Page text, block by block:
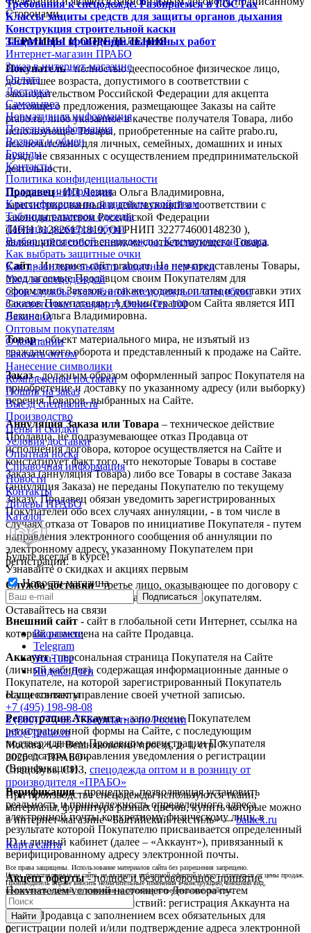
Сторонами.
ТЕРМИНЫ И ОПРЕДЕЛЕНИЯ.
Покупатель- полностью дееспособное физическое лицо,
достигшее возраста, допустимого в соответствии с
законодательством Российской Федерации для акцепта
настоящего предложения, размещающее Заказы на сайте
prabo.ru, либо указанное в качестве получателя Товара, либо
использующее Товары, приобретенные на сайте prabo.ru,
исключительно для личных, семейных, домашних и иных
нужд, не связанных с осуществлением предпринимательской
деятельности.
Продавец- ИП Лезина Ольга Владимировна,
зарегистрированный и действующий в соответствии с
законодательством Российской Федерации
(ИНН 312826171819, ОГРНИП 322774600148230 ),
являющийся собственником соответствующего Товара.
Сайт- Интернет-сайт prabo.ru. На нем представлены Товары,
предлагаемые Продавцом своим Покупателям для
оформления Заказов, а также условия оплаты и доставки этих
Заказов Покупателям. Администратором Сайта является ИП
Лезина Ольга Владимировна.
Товар- объект материального мира, не изъятый из
гражданского оборота и представленный к продаже на Сайте.
Заказ- должным образом оформленный запрос Покупателя на
приобретение и доставку по указанному адресу (или выборку)
перечня Товаров, выбранных на Сайте.
Аннуляция Заказа или Товара – техническое действие
Продавца, не подразумевающее отказ Продавца от
исполнения договора, которое осуществляется на Сайте и
констатирует факт того, что некоторые Товары в составе
Заказа (аннуляция Товара) либо все Товары в составе Заказа
(аннуляция Заказа) не переданы Покупателю по текущему
Заказу. Продавец обязан уведомить зарегистрированных
Покупателей обо всех случаях аннуляции, - в том числе в
случаях отказа от Товаров по инициативе Покупателя - путем
направления электронного сообщения об аннуляции по
электронному адресу, указанному Покупателем при
регистрации.
Служба доставки- третье лицо, оказывающее по договору с
Продавцом услуги по доставке Заказов Покупателям.
Внешний сайт - сайт в глобальной сети Интернет, ссылка на
который размещена на сайте Продавца.
Аккаунт- персональная страница Покупателя на Сайте
(личный кабинет), содержащая информационные данные о
Покупателе, на которой зарегистрированный Покупатель
осуществляет управление своей учетной записью.
Регистрация Аккаунта- заполнение Покупателем
регистрационной формы на Сайте, с последующим
подтверждением Продавцом регистрации Покупателя
посредством направления уведомления о регистрации
(Верификация).
Верификация- процедура, позволяющая установить
реальность и принадлежность определенного адреса
электронной почты конкретному физическому лицу, в
результате которой Покупателю присваивается определенный
ID и личный кабинет (далее – «Аккаунт»), привязанный к
верифицированному адресу электронной почты.
Акцепт оферты- полное и безоговорочное принятие
Покупателем условий настоящего Договора путем
выполнения любого из действий: регистрация Аккаунта на
Сайте Продавца с заполнением всех обязательных для
регистрации полей и/или подтверждение адреса электронной
Требования к спецодежде. Разбираемся в ГОСТах
Классы защиты средств для защиты органов дыхания
Конструкция строительной каски
Защита при проведении сварочных работ
Интернет-магазин ПРАБО
Заказ в интернет-магазине
Оплата
Доставка
Самовывоз
Нормативная информация
Полезная информация
Возврат и обмен
Бренды
Контакты
Политика конфиденциальности
Полезная информация
Классификация по защитным свойствам
Таблицы размеров одежды
Таблицы размеров обуви
Выбор утепленной спецодежды: Климатические пояса
Как выбрать защитные очки
Как правильно выбрать защитные перчатки
Уход за спецодеждой
Срок службы утеплённой спецодежды и спецобуви
Соответствие стандарту Oeko-Tex 100
Вакансии
Оптовым покупателям
О компании
Заказать оптом
Нанесение символики
Комплексные поставки
Пошив на заказ
Выезд специалиста
Производство
Цены и скидки
Условия доставки
Опытная носка
Справочная информация
Новости
Контакты
Дилеры ПРАБО
Каталог
Будьте всегда в курсе!
Узнавайте о скидках и акциях первым
Новости магазина
Оставайтесь на связи
Вконтакте
Telegram
YouTube
Яндекс.Дзен
Наши контакты
+7 (495) 198-98-08
8 (800) 777-83-77Бесплатно по России
info@prabo.ru
Москва, 1-й Вешняковский проезд, д. 1, стр. 7
2026 © «ПРАБО»
Спецобувь, СИЗ, спецодежда оптом и в розницу от
производителя «ПРАБО»
При производстве спецодежды используются ткани,
материалы, фурнитура разных цветов, купить которые можно
в интернет-магазине «Балтийский текстиль» —balttex.ru
Карта сайта
Все права защищены. Использование материалов сайта без разрешения запрещено.
Цены, представленные на сайте, не являются публичной офертой и могут отличаться от цены продаж.
Производитель вправе вносить незначительные изменения в конструкцию, внешний вид,
комплектность изделий, не влияющие на основные потребительские свойства.
Найти
0